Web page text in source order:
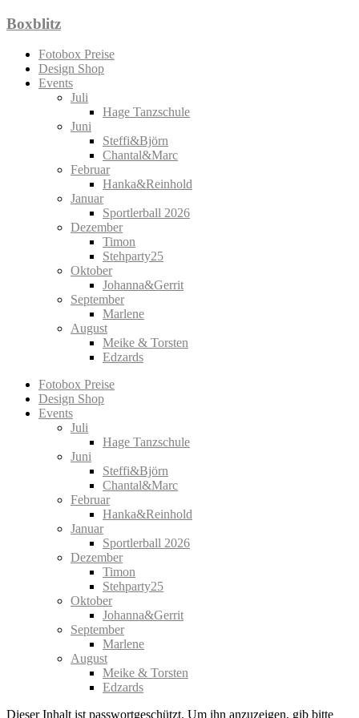
Zum
springen
Boxblitz
Fotobox Preise
Design Shop
Events
Juli
Hage Tanzschule
Juni
Steffi&Björn
Chantal&Marc
Februar
Hanka&Reinhold
Januar
Sportlerball 2026
Dezember
Timon
Stehparty25
Oktober
Johanna&Gerrit
September
Marlene
August
Meike & Torsten
Edzards
Fotobox Preise
Design Shop
Events
Juli
Hage Tanzschule
Juni
Steffi&Björn
Chantal&Marc
Februar
Hanka&Reinhold
Januar
Sportlerball 2026
Dezember
Timon
Stehparty25
Oktober
Johanna&Gerrit
September
Marlene
August
Meike & Torsten
Edzards
Dieser Inhalt ist passwortgeschützt. Um ihn anzuzeigen, gib bitte